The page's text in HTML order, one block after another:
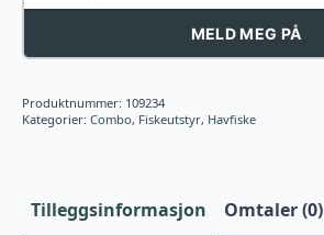
MELD MEG PÅ
Produktnummer: 109234
Kategorier: Combo, Fiskeutstyr, Havfiske
Tilleggsinformasjon Omtaler (0)